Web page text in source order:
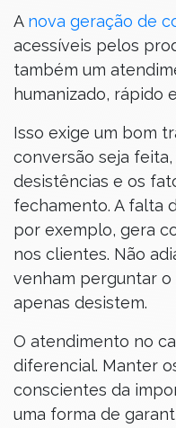
A nova geração de
acessíveis pelos
também um
humanizado, rápido
Isso exige um bom
conversão seja
desistências e os
fechamento. A falta
por exemplo, gera
nos clientes. Não
venham perguntar
apenas desistem.
O atendimento no
diferencial. Manter
conscientes da
uma forma de